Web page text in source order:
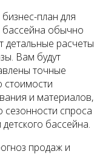
план для
бассейна обычно
детальные расчеты
Вам будут
точные
стоимости
и материалов,
сезонности спроса
детского бассейна.
продаж и